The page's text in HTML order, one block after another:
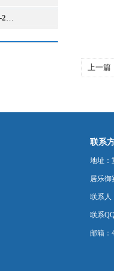
滤油机配件和耗材（LZH-2红外线液位控制器）
上一篇
联系
地址：
居乐御
联系人
联系
邮箱：